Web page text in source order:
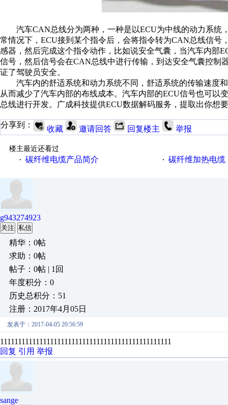
汽车CAN总线分为两种，一种是以ECU为中线的动力系统
常情况下，ECU接到某个指令后，会将指令转为CAN总线信
感器，然后完成这个指令动作，比如说安全气囊，当汽车内部
信号，然后信号会在CAN总线中进行传输，到达安全气囊控制
证了驾驶员安全。
汽车内的舒适系统和动力系统不同，舒适系统的传输速度
从而减少了汽车内部的布线成本。汽车内部的ECU信号也可
总线进行开发。广成科技提供ECU数据解码服务，提取出你想
分享到： 收藏 邀请回答 回复楼主 举报
楼主最近还看过
· 碳纤维电缆产品简介 · 碳纤维加热电缆
g943274923
关注 私信
精华：0帖
求助：0帖
帖子：0帖 | 1回
年度积分：0
历史总积分：51
注册：2017年4月05日
发表于：2017-04-05 20:56:59
111111111111111111111111111111111111111111111111
回复 引用 举报
sange